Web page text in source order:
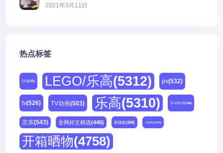
2021年3月11日
热点标签
DC(225) LEGO/乐高(5312) pv(532)
tv(526) TV动画(503) 乐高(5310) 亚马逊中国(188)
京东(543) 全网好文精选(446) 剧场版(268) 天猫精选(180)
开箱晒物(4758)